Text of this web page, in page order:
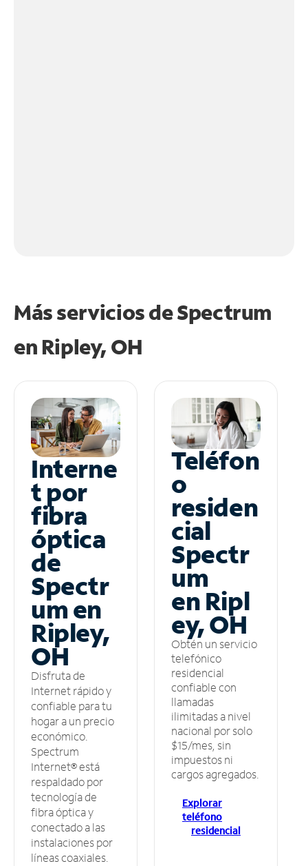
Más servicios de Spectrum
en Ripley, OH
Interne
t por
fibra
óptica
de
Spectr
um en
Ripley,
OH
Disfruta de
Internet rápido y
confiable para tu
hogar a un precio
económico.
Spectrum
Internet® está
respaldado por
tecnología de
fibra óptica y
conectado a las
instalaciones por
líneas coaxiales.
Teléfon
o
residen
cial
Spectr
um
en Ripl
ey, OH
Obtén un servicio
telefónico
residencial
confiable con
llamadas
ilimitadas a nivel
nacional por solo
$15/mes, sin
impuestos ni
cargos agregados.
Explorar
teléfono
residencial